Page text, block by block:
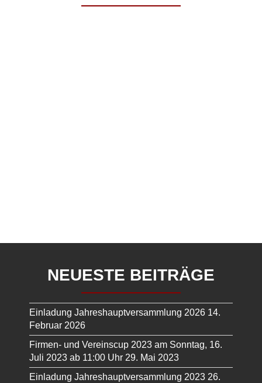
NEUESTE BEITRÄGE
Einladung Jahreshauptversammlung 2026 14.
Februar 2026
Firmen- und Vereinscup 2023 am Sonntag, 16.
Juli 2023 ab 11:00 Uhr 29. Mai 2023
Einladung Jahreshauptversammlung 2023 26.